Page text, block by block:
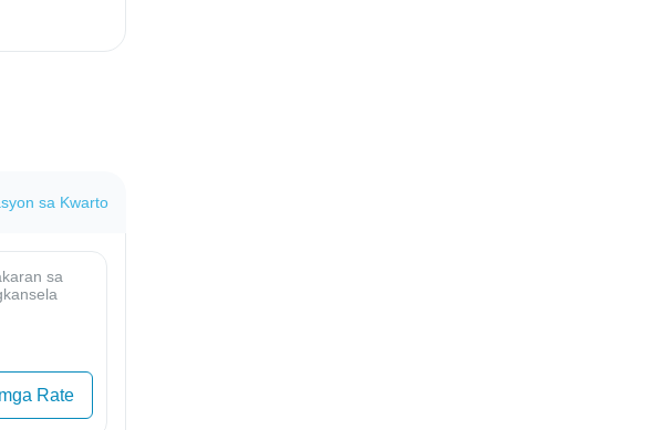
sa Kwarto
sa
Rate